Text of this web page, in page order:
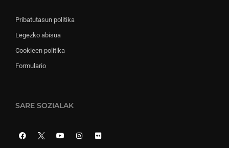
Pribatutasun politika
Legezko abisua
Cookieen politika
Formulario
SARE SOZIALAK